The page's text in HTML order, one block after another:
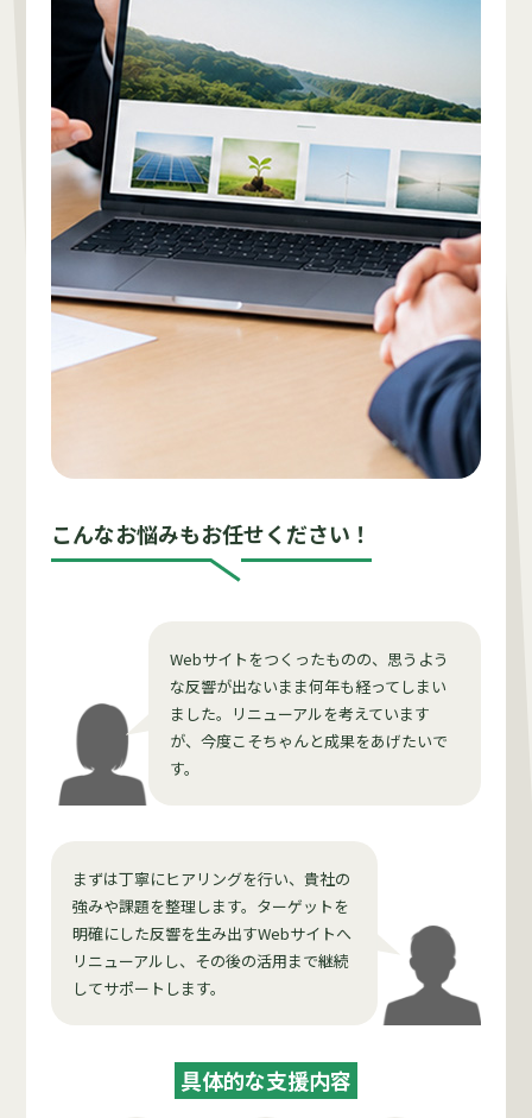
こんなお悩みもお任せください！
Webサイトをつくったものの、思うよう
な反響が出ないまま何年も経ってしまい
ました。リニューアルを考えています
が、今度こそちゃんと成果をあげたいで
す。
まずは丁寧にヒアリングを行い、貴社の
強みや課題を整理します。ターゲットを
明確にした反響を生み出すWebサイトへ
リニューアルし、その後の活用まで継続
してサポートします。
具体的な支援内容